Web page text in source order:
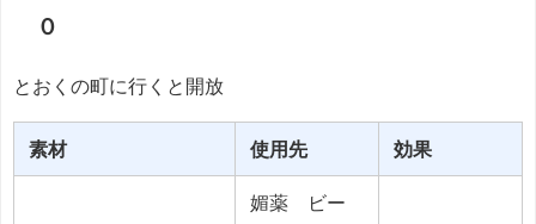
０
とおくの町に行くと開放
素材 使用先 効果
媚薬 ビー